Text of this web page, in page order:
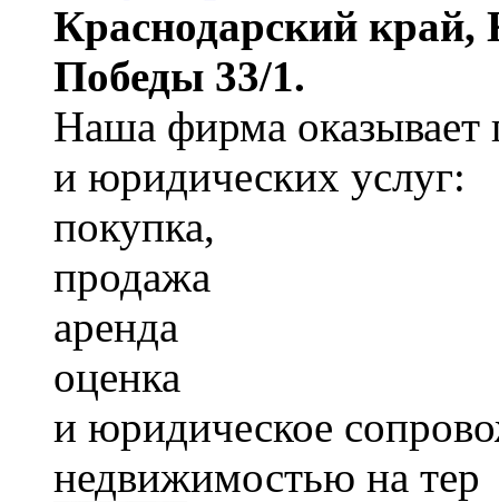
Краснодарский край,
Победы 33/1.
Наша фирма оказывает
и юридических услуг:
покупка,
продажа
аренда
оценка
и юридическое
недвижимостью на тер